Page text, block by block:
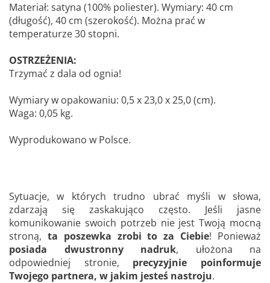
Materiał: satyna (100% poliester). Wymiary: 40 cm
(długość), 40 cm (szerokość). Można prać w
temperaturze 30 stopni.
OSTRZEŻENIA:
Trzymać z dala od ognia!
Wymiary w opakowaniu: 0,5 x 23,0 x 25,0 (cm).
Waga: 0,05 kg.
Wyprodukowano w Polsce.
Sytuacje, w których trudno ubrać myśli w słowa,
zdarzają się zaskakująco często. Jeśli jasne
komunikowanie swoich potrzeb nie jest Twoją mocną
stroną, ta poszewka zrobi to za Ciebie! Ponieważ
posiada dwustronny nadruk, ułożona na
odpowiedniej stronie, precyzyjnie poinformuje
Twojego partnera, w jakim jesteś nastroju.